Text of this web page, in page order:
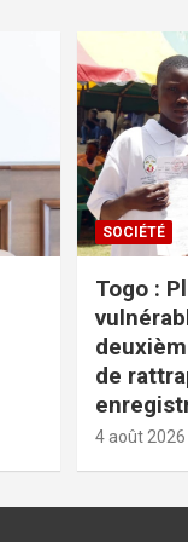
SOCIÉTÉ
Togo :
de
4 août 2026